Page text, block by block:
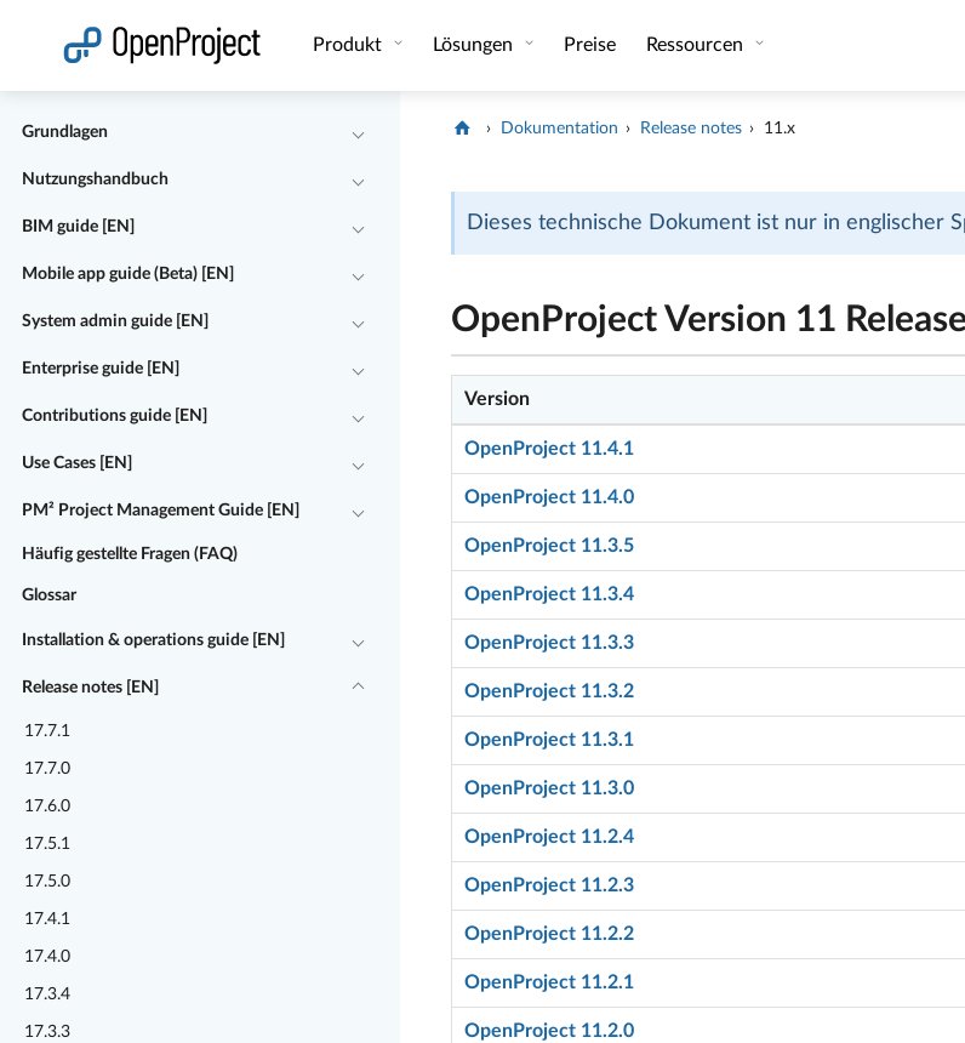
Produkt Lösungen Preise Ressourcen
Grundlagen
Nutzungshandbuch
BIM guide [EN]
Mobile app guide (Beta) [EN]
System admin guide [EN]
Enterprise guide [EN]
Contributions guide [EN]
Use Cases [EN]
PM² Project Management Guide [EN]
Häufig gestellte Fragen (FAQ)
Glossar
Installation & operations guide [EN]
Release notes [EN]
17.7.1
17.7.0
17.6.0
17.5.1
17.5.0
17.4.1
17.4.0
17.3.4
17.3.3
Dokumentation Release notes 11.x
Dieses technische Dokument ist nur in englischer
OpenProject Version 11
Version
OpenProject 11.4.1
OpenProject 11.4.0
OpenProject 11.3.5
OpenProject 11.3.4
OpenProject 11.3.3
OpenProject 11.3.2
OpenProject 11.3.1
OpenProject 11.3.0
OpenProject 11.2.4
OpenProject 11.2.3
OpenProject 11.2.2
OpenProject 11.2.1
OpenProject 11.2.0